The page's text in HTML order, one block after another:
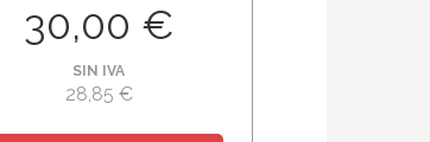
30,00 €
SIN IVA
28,85 €